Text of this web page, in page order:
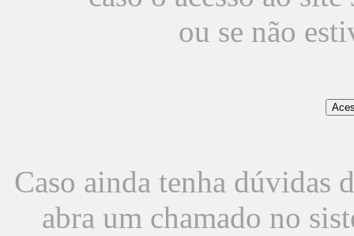
ou se não
Caso ainda tenha dúvidas
abra um chamado no